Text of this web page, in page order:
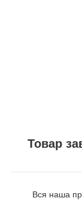
Товар
Вся наша